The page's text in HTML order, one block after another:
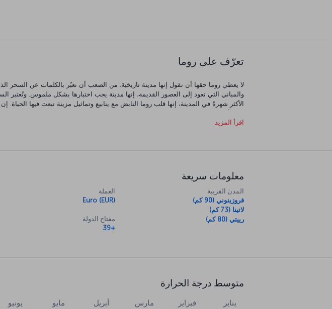
تعرّف على روما
لا يعطي روما حقها أن نقول إنها مدينة تاريخية. من الصعب أن نعبّر بالكلمات عن السحر الذي
والمباني التي تعود إلى العصور القديمة، إنها مدينة يجب اختبارها بشكل ملموس. وتُعتبر
الأكثر شهرةً في المدينة، إنها قلب روما النابض مع ينابيع وتماثيل مزينة تبعث فيها الحياة.
وكاتدرائياتها وكنائسها. وطبعًا من الضروري أن تتذوق الطعام كلما سنحت لك الفرصة
اقرأ المزيد
معلومات سريعة
المدن القريبة
فروزينوني (90 كم)
لاتينا (73 كم)
رييتي (80 كم)
العملة
Euro (EUR)
مفتاح الدولة
+39
متوسط درجة الحرارة
يناير فبراير مارس أبريل مايو يونيو